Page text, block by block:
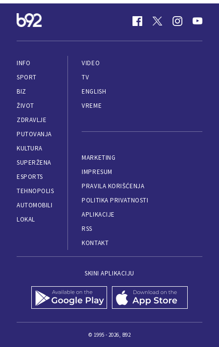
INFO
SPORT
BIZ
ŽIVOT
ZDRAVLJE
PUTOVANJA
KULTURA
SUPERŽENA
ESPORTS
TEHNOPOLIS
AUTOMOBILI
LOKAL
VIDEO
TV
ENGLISH
VREME
MARKETING
IMPRESUM
PRAVILA KORIŠĆENJA
POLITIKA PRIVATNOSTI
APLIKACIJE
RSS
KONTAKT
SKINI APLIKACIJU
© 1995 - 2026, B92